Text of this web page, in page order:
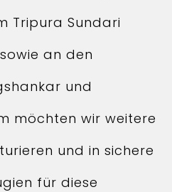
Tripura Sundari
an den
und
möchten wir weitere
und in sichere
für diese